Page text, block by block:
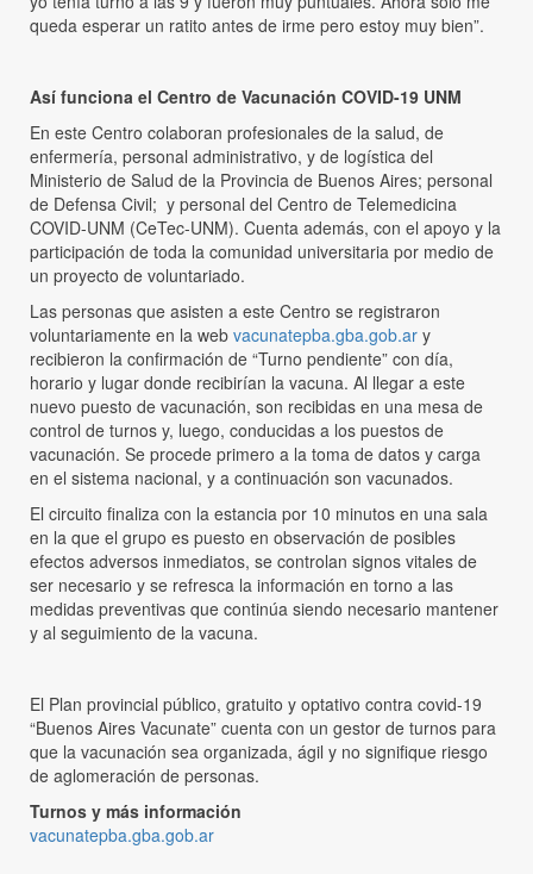
queda esperar un ratito antes de irme pero estoy muy bien”.
Así funciona el Centro de Vacunación COVID-19 UNM
En este Centro colaboran profesionales de la salud, de
enfermería, personal administrativo, y de logística del
Ministerio de Salud de la Provincia de Buenos Aires; personal
de Defensa Civil; y personal del Centro de Telemedicina
COVID-UNM (CeTec-UNM). Cuenta además, con el apoyo y la
participación de toda la comunidad universitaria por medio de
un proyecto de voluntariado.
Las personas que asisten a este Centro se registraron
voluntariamente en la web vacunatepba.gba.gob.ar y
recibieron la confirmación de “Turno pendiente” con día,
horario y lugar donde recibirían la vacuna. Al llegar a este
nuevo puesto de vacunación, son recibidas en una mesa de
control de turnos y, luego, conducidas a los puestos de
vacunación. Se procede primero a la toma de datos y carga
en el sistema nacional, y a continuación son vacunados.
El circuito finaliza con la estancia por 10 minutos en una sala
en la que el grupo es puesto en observación de posibles
efectos adversos inmediatos, se controlan signos vitales de
ser necesario y se refresca la información en torno a las
medidas preventivas que continúa siendo necesario mantener
y al seguimiento de la vacuna.
El Plan provincial público, gratuito y optativo contra covid-19
“Buenos Aires Vacunate” cuenta con un gestor de turnos para
que la vacunación sea organizada, ágil y no signifique riesgo
de aglomeración de personas.
Turnos y más información
vacunatepba.gba.gob.ar